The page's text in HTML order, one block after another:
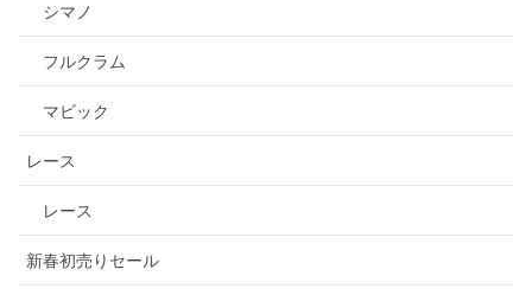
シマノ
フルクラム
マビック
レース
レース
新春初売りセール